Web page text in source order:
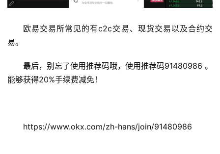
欧易交易所常见的有c2c交易、现货交易以及合约交
易。
最后，别忘了使用推荐码哦，使用推荐码91480986 。
能够获得20%手续费减免！
https://www.okx.com/zh-hans/join/91480986